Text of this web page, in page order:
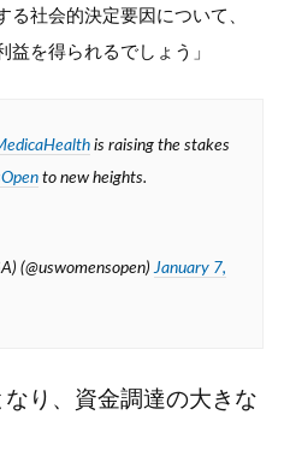
る社会的決定要因について、
益を得られるでしょう」
is raising the stakes
to new heights.
(@uswomensopen)January 7,
り、資金調達の大きな